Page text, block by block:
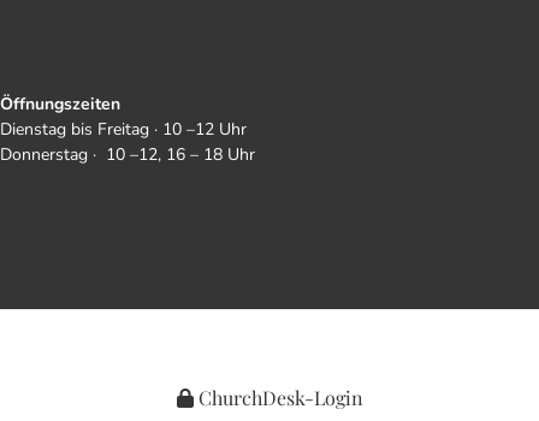
Öffnungszeiten
Dienstag bis Freitag · 10 –12 Uhr
Donnerstag · 10 –12, 16 – 18 Uhr
ChurchDesk-Login